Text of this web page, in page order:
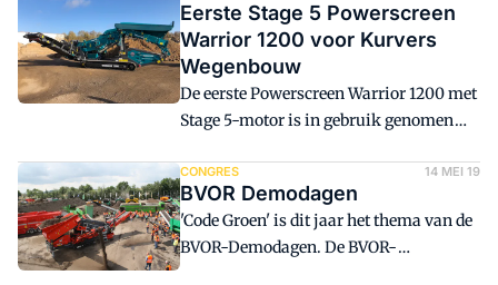
Eerste Stage 5 Powerscreen
Warrior 1200 voor Kurvers
Wegenbouw
De eerste Powerscreen Warrior 1200 met
Stage 5-motor is in gebruik genomen
nieuwe Warrior 1200 is uitgerust met
een zeer agressieve zeefbox om ook zeer
moeilijk zeefbare producten te kunnen
verwerken.
CONGRES 14 MEI 19
BVOR Demodagen
'Code Groen' is dit jaar het thema van de
BVOR-Demodagen. De BVOR-
Demodagen worden gehouden op 5 en 6